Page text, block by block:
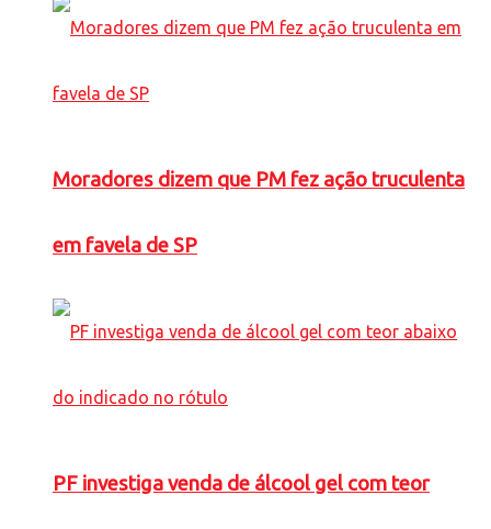
Moradores dizem que PM fez ação truculenta
em favela de SP
PF investiga venda de álcool gel com teor